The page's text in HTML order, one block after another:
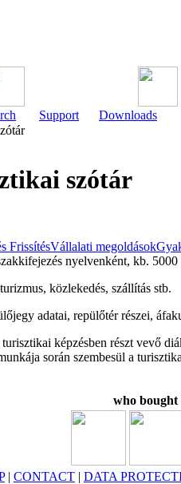
Support
Downloads
szótár
FrissítésVállalati megoldások
nyelvenként, kb.
közlekedés, szállítás stb.
adatai, repülőtér részei,
képzésben részt vevő
során szembesül a
who bought
| CONTACT | DATA